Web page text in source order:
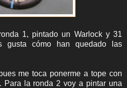
1, pintado un Warlock y 31
gusta cómo han quedado las
me toca ponerme a tope con
Para la ronda 2 voy a pintar una